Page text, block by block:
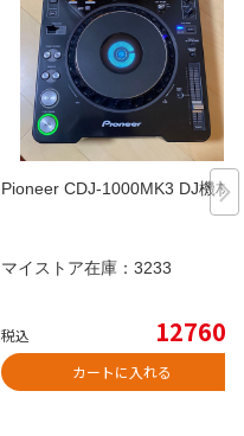
Pioneer CDJ-1000MK3 DJ機材
マイストア在庫： 3233
税込 12760
カートに入れる